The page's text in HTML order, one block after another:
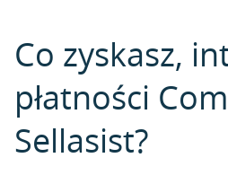
Co zyskasz,
płatności
Sellasist?